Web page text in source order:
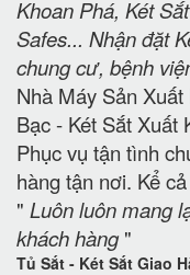
Khoan Phá, Két
Safes... Nhận đặt
chung cư, bệnh
Nhà Máy Sản
Bạc - Két Sắt Xuất
Phục vụ tận tình
hàng tận nơi. Kể
" Luôn luôn mang
khách hàng"
Tủ Sắt - Két Sắt Giao